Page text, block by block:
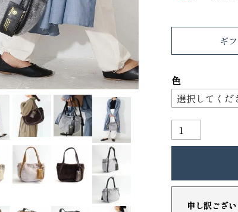
PORTER ポーター ウィロー ウエス
トバッグ
25,300
GRIMM LAB ア
ード巾着
ギ
色
申し訳ござ